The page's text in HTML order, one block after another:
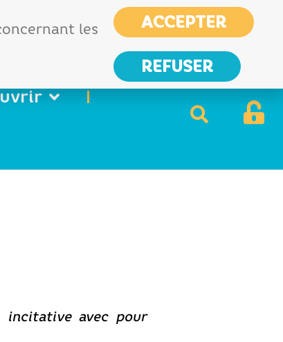
France services
Nous
contacter
avec pour
les
ACCEPTER
REFUSER